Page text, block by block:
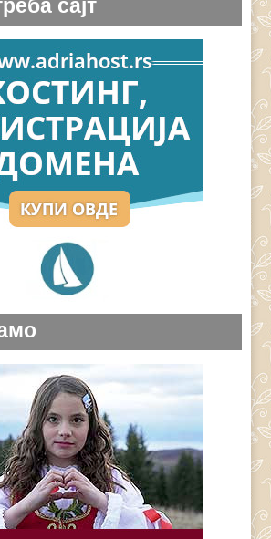
сајт